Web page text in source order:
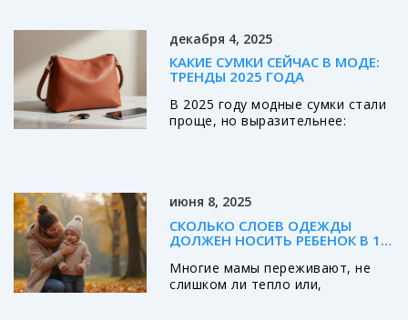
для идеального силуэта.
декабря 4, 2025
КАКИЕ СУМКИ СЕЙЧАС В МОДЕ:
ТРЕНДЫ 2025 ГОДА
В 2025 году модные сумки стали
проще, но выразительнее:
идеальной.
июня 8, 2025
СКОЛЬКО СЛОЕВ ОДЕЖДЫ
ДОЛЖЕН НОСИТЬ РЕБЕНОК В 1
Многие мамы переживают, не
слишком ли тепло или,